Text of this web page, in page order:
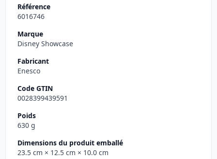
Référence
6016746
Marque
Disney Showcase
Fabricant
Enesco
Code GTIN
0028399439591
Poids
630 g
Dimensions du produit emballé
23.5 cm × 12.5 cm × 10.0 cm